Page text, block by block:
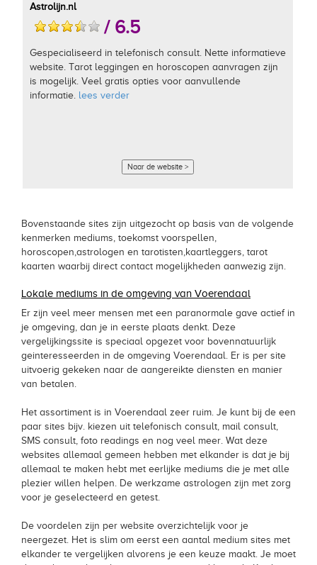
Astrolijn.nl
/ 6.5
Gespecialiseerd in telefonisch consult. Nette informatieve
website. Tarot leggingen en horoscopen aanvragen zijn
is mogelijk. Veel gratis opties voor aanvullende
informatie. lees verder
Naar de website >
Bovenstaande sites zijn uitgezocht op basis van de volgende
kenmerken mediums, toekomst voorspellen,
horoscopen,astrologen en tarotisten,kaartleggers, tarot
kaarten waarbij direct contact mogelijkheden aanwezig zijn.
Lokale mediums in de omgeving van Voerendaal
Er zijn veel meer mensen met een paranormale gave actief in
je omgeving, dan je in eerste plaats denkt. Deze
vergelijkingssite is speciaal opgezet voor bovennatuurlijk
geinteresseerden in de omgeving Voerendaal. Er is per site
uitvoerig gekeken naar de aangereikte diensten en manier
van betalen.
Het assortiment is in Voerendaal zeer ruim. Je kunt bij de een
paar sites bijv. kiezen uit telefonisch consult, mail consult,
SMS consult, foto readings en nog veel meer. Wat deze
websites allemaal gemeen hebben met elkander is dat je bij
allemaal te maken hebt met eerlijke mediums die je met alle
plezier willen helpen. De werkzame astrologen zijn met zorg
voor je geselecteerd en getest.
De voordelen zijn per website overzichtelijk voor je
neergezet. Het is slim om eerst een aantal medium sites met
elkander te vergelijken alvorens je een keuze maakt. Je moet